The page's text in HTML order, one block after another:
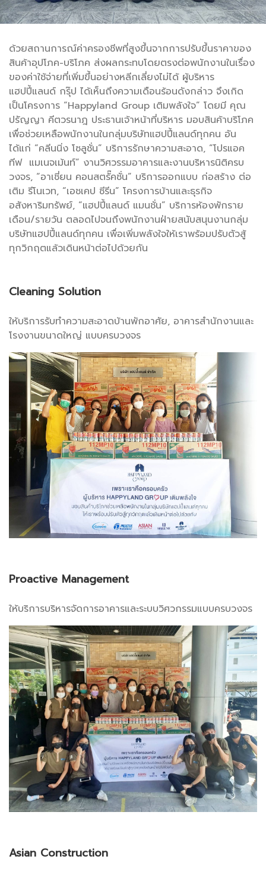
ด้วยสถานการณ์ค่าครองชีพที่สูงขึ้นจากการปรับขึ้นราคาของ
สินค้าอุปโภค-บริโภค ส่งผลกระทบโดยตรงต่อพนักงานในเรื่อง
ของค่าใช้จ่ายที่เพิ่มขึ้นอย่างหลีกเลี่ยงไม่ได้ ผู้บริหาร
แฮปปี้แลนด์ กรุ๊ป ได้เห็นถึงความเดือนร้อนดังกล่าว จึงเกิด
เป็นโครงการ “Happyland Group เติมพลังใจ” โดยมี คุณ
ปรัญญา คีตวรนาฎ ประธานเจ้าหน้าที่บริหาร มอบสินค้าบริโภค
เพื่อช่วยเหลือพนักงานในกลุ่มบริษัทแฮปปี้แลนด์ทุกคน อัน
ได้แก่ “คลีนนิ่ง โซลูชั่น” บริการรักษาความสะอาด, “โปรแอค
ทีฟ แมเนจเม้นท์” งานวิศวรรมอาคารและงานบริหารนิติครบ
วงจร, “อาเชี่ยน คอนสตรั๊คชั่น” บริการออกแบบ ก่อสร้าง ต่อ
เติม รีโนเวท, “เอชเคป ซีรีน” โครงการบ้านและธุรกิจ
อสังหาริมทรัพย์, “แฮปปี้แลนด์ แมนชั่น” บริการห้องพักราย
เดือน/รายวัน ตลอดไปจนถึงพนักงานฝ่ายสนับสนุนงานกลุ่ม
บริษัทแฮปปี้แลนด์ทุกคน เพื่อเพิ่มพลังใจให้เราพร้อมปรับตัวสู้
ทุกวิกฤตแล้วเดินหน้าต่อไปด้วยกัน
Cleaning Solution
ให้บริการรับทำความสะอาดบ้านพักอาศัย, อาคารสำนักงานและ
โรงงานขนาดใหญ่ แบบครบวงจร
Proactive Management
ให้บริการบริหารจัดการอาคารและระบบวิศวกรรมแบบครบวงจร
Asian Construction